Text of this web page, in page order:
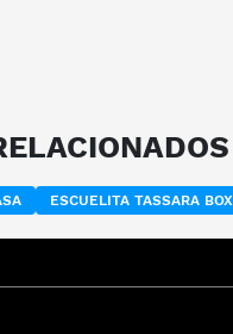
ESCUELITA TASSARA BOX